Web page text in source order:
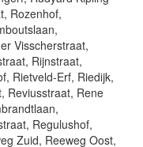
Rozenhof,
Visscherstraat,
Rijnstraat,
Rietveld-Erf, Riedijk,
Reviusstraat, Rene
Regulushof,
Zuid, Reeweg Oost,